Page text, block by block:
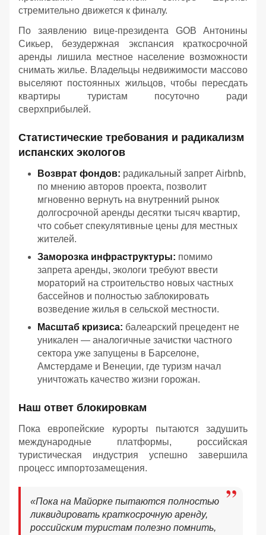
стремительно движется к финалу.
По заявлению вице-президента GOB Антонины
Сикьер, безудержная экспансия краткосрочной
аренды лишила местное население возможности
снимать жилье. Владельцы недвижимости массово
выселяют постоянных жильцов, чтобы пересдать
квартиры туристам посуточно ради
сверхприбылей.
Статистические требования и радикализм
испанских экологов
Возврат фондов: радикальный запрет Airbnb,
по мнению авторов проекта, позволит
мгновенно вернуть на внутренний рынок
долгосрочной аренды десятки тысяч квартир,
что собьет спекулятивные цены для местных
жителей.
Заморозка инфраструктуры: помимо
запрета аренды, экологи требуют ввести
мораторий на строительство новых частных
бассейнов и полностью заблокировать
возведение жилья в сельской местности.
Масштаб кризиса: балеарский прецедент не
уникален — аналогичные зачистки частного
сектора уже запущены в Барселоне,
Амстердаме и Венеции, где туризм начал
уничтожать качество жизни горожан.
Наш ответ блокировкам
Пока европейские курорты пытаются задушить
международные платформы, российская
туристическая индустрия успешно завершила
процесс импортозамещения.
«Пока на Майорке пытаются полностью
ликвидировать краткосрочную аренду,
российским туристам полезно помнить,